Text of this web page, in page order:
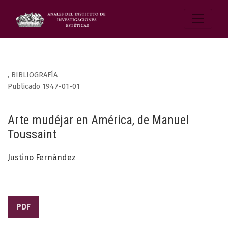
, BIBLIOGRAFÍA
Arte mudéjar en América, de Manuel
Toussaint
Publicado 1947-01-01
Justino Fernández
PDF